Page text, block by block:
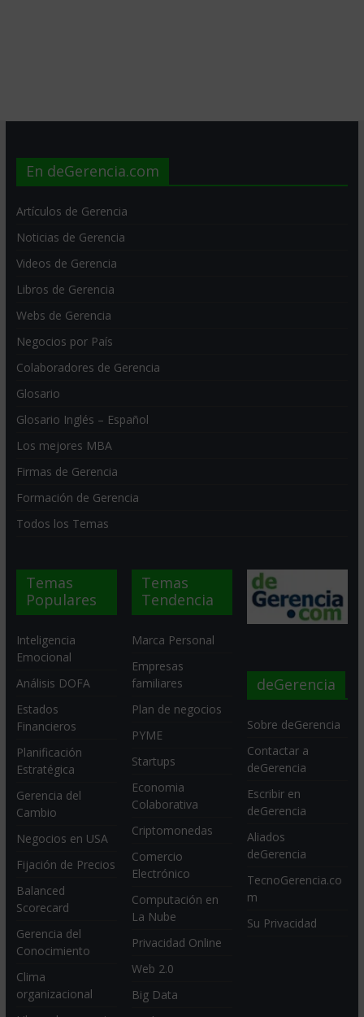
En deGerencia.com
Artículos de Gerencia
Noticias de Gerencia
Videos de Gerencia
Libros de Gerencia
Webs de Gerencia
Negocios por País
Colaboradores de Gerencia
Glosario
Glosario Inglés – Español
Los mejores MBA
Firmas de Gerencia
Formación de Gerencia
Todos los Temas
Temas
Populares
Inteligencia
Emocional
Análisis DOFA
Estados
Financieros
Planificación
Estratégica
Gerencia del
Cambio
Negocios en USA
Fijación de Precios
Balanced
Scorecard
Gerencia del
Conocimiento
Clima
organizacional
Temas
Tendencia
Marca Personal
Empresas
familiares
Plan de negocios
PYME
Startups
Economia
Colaborativa
Criptomonedas
Comercio
Electrónico
Computación en
La Nube
Privacidad Online
Web 2.0
Big Data
deGerencia
Sobre deGerencia
Contactar a
deGerencia
Escribir en
deGerencia
Aliados
deGerencia
TecnoGerencia.co
m
Su Privacidad